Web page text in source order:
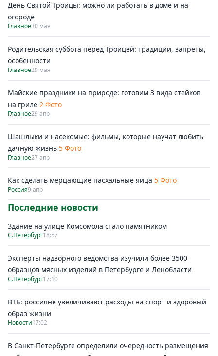
День Святой Троицы: можно ли работать в доме и на
огороде
Главное30 мая
Родительская суббота перед Троицей: традиции, запреты,
особенности
Главное29 мая
Майские праздники на природе: готовим 3 вида стейков
на гриле 2 Фото
Главное29 апр
Шашлыки и насекомые: фильмы, которые научат любить
дачную жизнь 5 Фото
Главное27 апр
Как сделать мерцающие пасхальные яйца 5 Фото
Россия9 апр
Последние новости
Здание на улице Комсомола стало памятником
С.Петербург18:57
Эксперты надзорного ведомства изучили более 3500
образцов мясных изделий в Петербурге и Ленобласти
С.Петербург17:10
ВТБ: россияне увеличивают расходы на спорт и здоровый
образ жизни
Новости17:02
В Санкт-Петербурге определили очередность размещения